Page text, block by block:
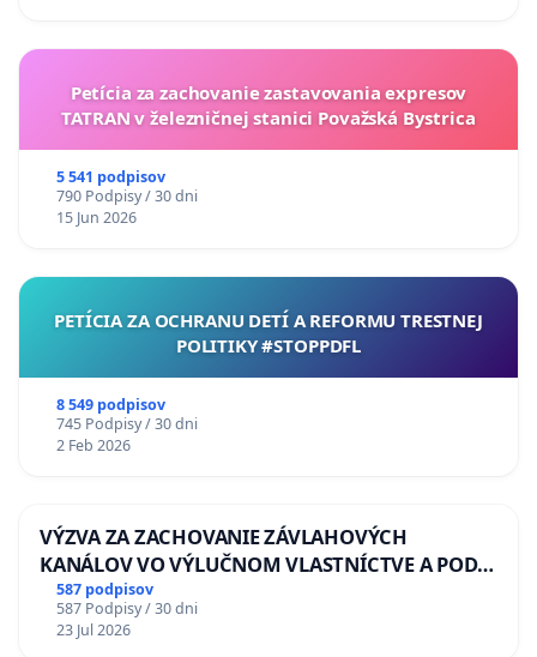
Petícia za zachovanie zastavovania expresov
TATRAN v železničnej stanici Považská Bystrica
5 541 podpisov
790 Podpisy / 30 dni
15 Jun 2026
PETÍCIA ZA OCHRANU DETÍ A REFORMU TRESTNEJ
POLITIKY #STOPPDFL
8 549 podpisov
745 Podpisy / 30 dni
2 Feb 2026
VÝZVA ZA ZACHOVANIE ZÁVLAHOVÝCH
KANÁLOV VO VÝLUČNOM VLASTNÍCTVE A POD
KONTROLOU SLOVENSKEJ REPUBLIKY & žiadosť
na riešenie zanedbaného stavu závlahových a
odvodňovacích kanálov na Slovensku
587 podpisov
587 Podpisy / 30 dni
23 Jul 2026